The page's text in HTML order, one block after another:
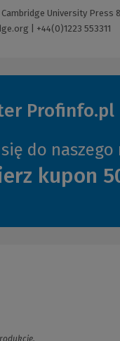
University Press
+44(0)1223 553311
Profinfo.pl
do
kupon